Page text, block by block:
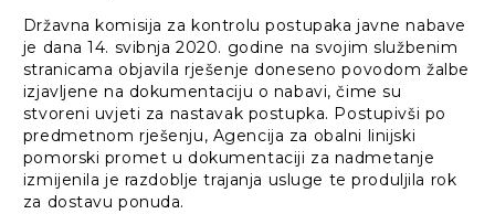
Državna komisija za kontrolu postupaka javne nabave
je dana 14. svibnja 2020. godine na svojim službenim
stranicama objavila rješenje doneseno povodom žalbe
izjavljene na dokumentaciju o nabavi, čime su
stvoreni uvjeti za nastavak postupka. Postupivši po
predmetnom rješenju, Agencija za obalni linijski
pomorski promet u dokumentaciji za nadmetanje
izmijenila je razdoblje trajanja usluge te produljila rok
za dostavu ponuda.